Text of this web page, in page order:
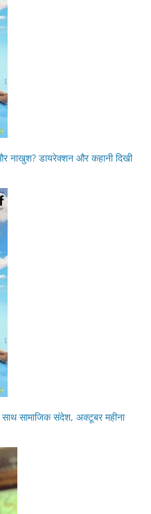
नाखुश? डायरेक्शन और कहानी दिखी
सामाजिक संदेश, अक्टूबर महीना